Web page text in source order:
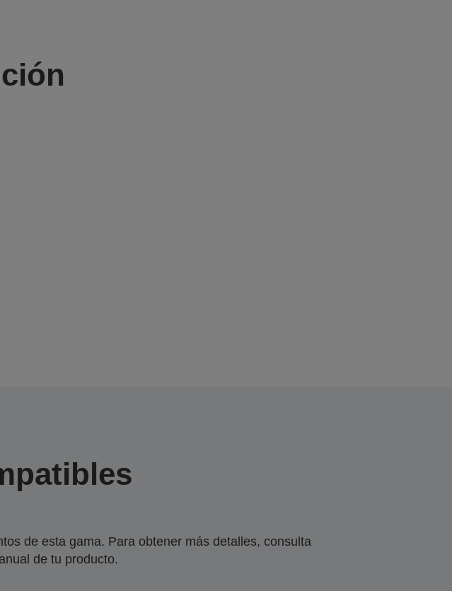
de esta gama. Para obtener más detalles, consulta
de tu producto.